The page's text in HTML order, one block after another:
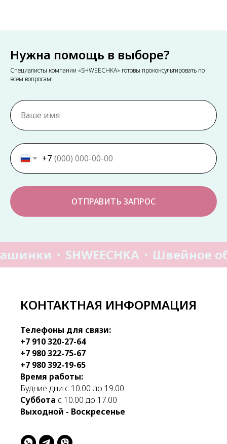
Нужна помощь в выборе?
Специалисты компании «SHWEECHKA» готовы проконсультировать по
всем вопросам!
+7
ОТПРАВИТЬ ЗАПРОС
SHWEECHKA Швейное
КОНТАКТНАЯ ИНФОРМАЦИЯ
Телефоны для связи:
+7 910 320-27-64
+7 980 322-75-67
+7 980 392-19-65
Время работы:
Будние дни с 10.00 до 19.00
Суббота с 10.00 до 17.00
Выходной - Воскресенье